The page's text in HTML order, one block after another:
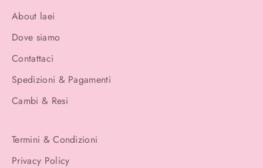
About laei
Dove siamo
Contattaci
Spedizioni & Pagamenti
Cambi & Resi
Termini & Condizioni
Privacy Policy